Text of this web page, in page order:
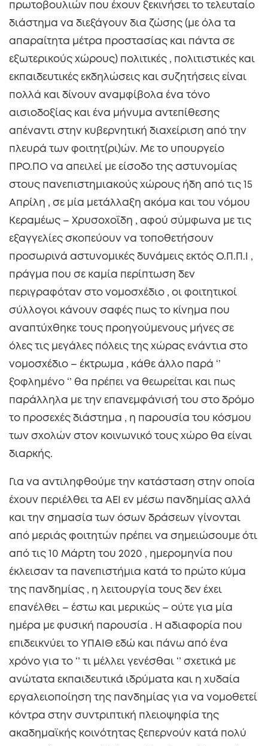
πρωτοβουλιών που έχουν ξεκινήσει το τελευταίο
διάστημα να διεξάγουν δια ζώσης (με όλα τα
απαραίτητα μέτρα προστασίας και πάντα σε
εξωτερικούς χώρους) πολιτικές , πολιτιστικές και
εκπαιδευτικές εκδηλώσεις και συζητήσεις είναι
πολλά και δίνουν αναμφίβολα ένα τόνο
αισιοδοξίας και ένα μήνυμα αντεπίθεσης
απέναντι στην κυβερνητική διαχείριση από την
πλευρά των φοιτητ(ρι)ών. Με το υπουργείο
ΠΡΟ.ΠΟ να απειλεί με είσοδο της αστυνομίας
στους πανεπιστημιακούς χώρους ήδη από τις 15
Απρίλη , σε μία μετάλλαξη ακόμα και του νόμου
Κεραμέως – Χρυσοχοΐδη , αφού σύμφωνα με τις
εξαγγελίες σκοπεύουν να τοποθετήσουν
προσωρινά αστυνομικές δυνάμεις εκτός Ο.Π.Π.Ι ,
πράγμα που σε καμία περίπτωση δεν
περιγραφόταν στο νομοσχέδιο , οι φοιτητικοί
σύλλογοι κάνουν σαφές πως το κίνημα που
αναπτύχθηκε τους προηγούμενους μήνες σε
όλες τις μεγάλες πόλεις της χώρας ενάντια στο
νομοσχέδιο – έκτρωμα , κάθε άλλο παρά ‘’
ξοφλημένο ‘’ θα πρέπει να θεωρείται και πως
παράλληλα με την επανεμφάνισή του στο δρόμο
το προσεχές διάστημα , η παρουσία του κόσμου
των σχολών στον κοινωνικό τους χώρο θα είναι
διαρκής.
Για να αντιληφθούμε την κατάσταση στην οποία
έχουν περιέλθει τα ΑΕΙ εν μέσω πανδημίας αλλά
και την σημασία των όσων δράσεων γίνονται
από μεριάς φοιτητών πρέπει να σημειώσουμε ότι
από τις 10 Μάρτη του 2020 , ημερομηνία που
έκλεισαν τα πανεπιστήμια κατά το πρώτο κύμα
της πανδημίας , η λειτουργία τους δεν έχει
επανέλθει – έστω και μερικώς – ούτε για μία
ημέρα με φυσική παρουσία . Η αδιαφορία που
επιδεικνύει το ΥΠΑΙΘ εδώ και πάνω από ένα
χρόνο για το ‘’ τι μέλλει γενέσθαι ‘’ σχετικά με
ανώτατα εκπαιδευτικά ιδρύματα και η χυδαία
εργαλειοποίηση της πανδημίας για να νομοθετεί
κόντρα στην συντριπτική πλειοψηφία της
ακαδημαϊκής κοινότητας ξεπερνούν κατά πολύ